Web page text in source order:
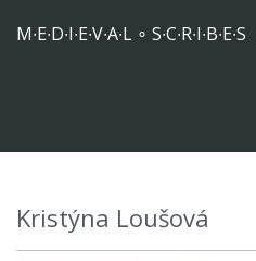
M∙E∙D∙I∙E∙V∙A∙L ∘ S∙C∙R∙I∙B∙E∙S
Kristýna Loušová